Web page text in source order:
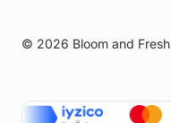
© 2026 Bloom and Fresh.